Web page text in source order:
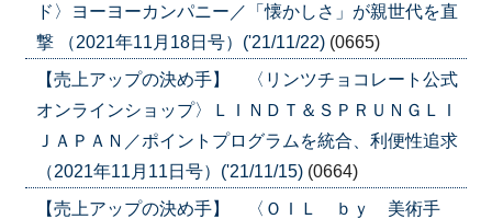
ド〉ヨーヨーカンパニー／「懐かしさ」が親世代を直
撃 （2021年11月18日号）('21/11/22) (0665)
【売上アップの決め手】 〈リンツチョコレート公式
オンラインショップ〉ＬＩＮＤＴ＆ＳＰＲＵＮＧＬＩ
ＪＡＰＡＮ／ポイントプログラムを統合、利便性追求
（2021年11月11日号）('21/11/15) (0664)
【売上アップの決め手】 〈ＯＩＬ ｂｙ 美術手